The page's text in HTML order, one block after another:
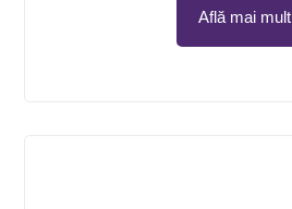
Află mai mult